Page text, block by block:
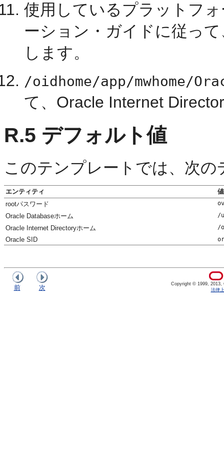
使用しているプラットフ
ーション・ガイドに従っ
します。
/oidhome/app/mwhome/
て、Oracle Internet
R.5 デフォルト値
このテンプレートでは、次
エンティティ
値
rootパスワード
Oracle Databaseホーム /
Oracle Internet Directoryホーム /
Oracle SID
前 次
Copyright © 1999, 2013,
法律